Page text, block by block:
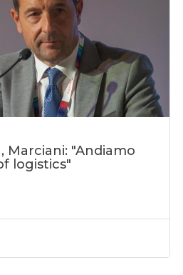
Marciani: "Andiamo
logistics"